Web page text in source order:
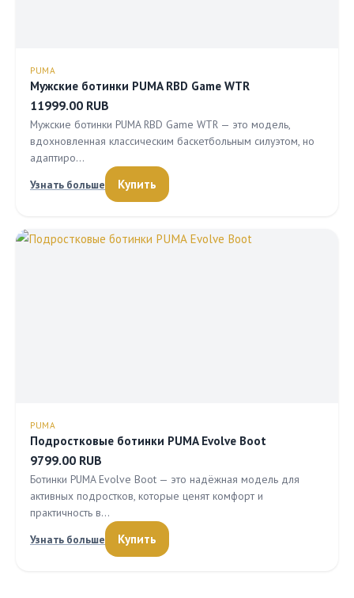
PUMA
Мужские ботинки PUMA RBD Game WTR
11999.00 RUB
Мужские ботинки PUMA RBD Game WTR — это модель,
вдохновленная классическим баскетбольным силуэтом, но
адаптиро…
Узнать больше
Купить
PUMA
Подростковые ботинки PUMA Evolve Boot
9799.00 RUB
Ботинки PUMA Evolve Boot — это надёжная модель для
активных подростков, которые ценят комфорт и
практичность в…
Узнать больше
Купить